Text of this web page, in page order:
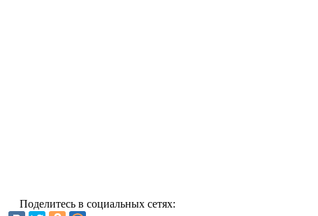
Поделитесь в социальных сетях: